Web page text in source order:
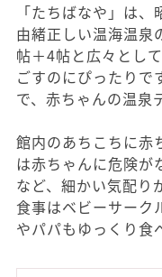
「たちばなや」は
由緒正しい温海温泉
帖＋4帖と広々とし
ごすのにぴったりで
で、赤ちゃんの温泉
館内のあちこちに赤
は赤ちゃんに危険が
など、細かい気配り
食事はベビーサーク
やパパもゆっくり食